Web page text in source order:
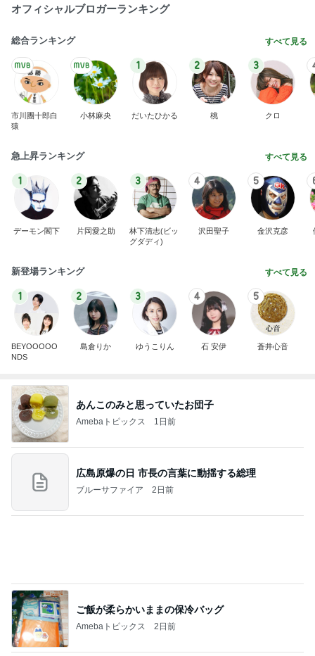
オフィシャルブロガーランキング
総合ランキング すべて見る
市川團十郎白
猿
小林麻央
1
だいたひかる
2
桃
3
クロ
急上昇ランキング すべて見る
1
デーモン閣下
2
片岡愛之助
3
林下清志(ビッ
グダディ)
4
沢田聖子
5
金沢克彦
新登場ランキング すべて見る
1
BEYOOOOO
NDS
2
島倉りか
3
ゆうこりん
4
石 安伊
5
蒼井心音
あんこのみと思っていたお団子
Amebaトピックス 1日前
広島原爆の日 市長の言葉に動揺する総理
ブルーサファイア 2日前
ご飯が柔らかいままの保冷バッグ
Amebaトピックス 2日前